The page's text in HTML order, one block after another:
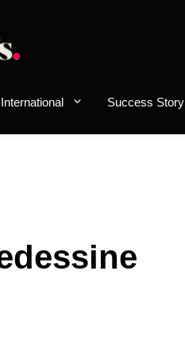
International Success Story